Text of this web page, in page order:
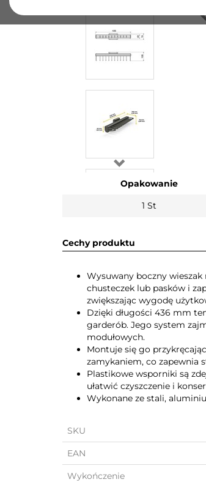
Opakowanie
1 St
Cechy produktu
Wysuwany boczny
chusteczek lub pasków i
zwiększając wygodę
Dzięki długości 436 mm
garderób. Jego system
modułowych.
Montuje się go
zamykaniem, co zapewnia
Plastikowe wsporniki są
ułatwić czyszczenie i
Wykonane ze stali,
SKU
EAN
Wykończenie